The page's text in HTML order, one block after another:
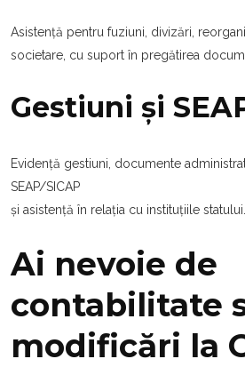
Asistență pentru fuziuni, divizări,
societare, cu suport în pregătirea
Gestiuni și
Evidență gestiuni, documente
SEAP/SICAP
și asistență în relația cu instituțiile statului.
Ai nevoie de
contabilitate
modificări la